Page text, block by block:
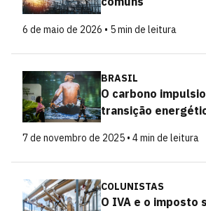
6 de maio de 2026 • 5 min de leitura
BRASIL
O carbono
transição
7 de novembro de 2025 • 4 min de leitura
COLUNISTAS
O IVA e o imposto